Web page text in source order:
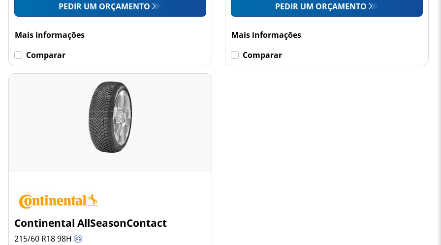
PEDIR UM ORÇAMENTO
Mais informações
Comparar
PEDIR UM ORÇAMENTO
Mais informações
Comparar
Continental AllSeasonContact
215/60 R1898H